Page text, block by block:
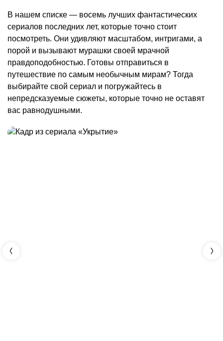
В нашем списке — восемь лучших фантастических
сериалов последних лет, которые точно стоит
посмотреть. Они удивляют масштабом, интригами, а
порой и вызывают мурашки своей мрачной
правдоподобностью. Готовы отправиться в
путешествие по самым необычным мирам? Тогда
выбирайте свой сериал и погружайтесь в
непредсказуемые сюжеты, которые точно не оставят
вас равнодушными.